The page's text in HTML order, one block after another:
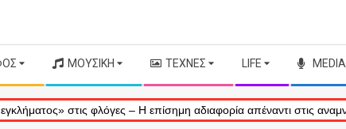
ΜΟΥΣΙΚΉ ΤΈΧΝΕΣ LIFE MEDIA
φλόγες – Η επίσημη αδιαφορία απέναντι στις αναμνήσεις μας